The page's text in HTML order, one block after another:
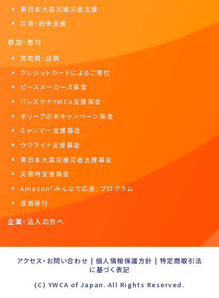
東日本大震災被災者支援
災害・紛争支援
参加・寄付
賛助員・会員
クレジットカードによるご寄付
ピースメーカーズ募金
パレスチナYWCA支援募金
オリーブの木キャンペーン募金
ミャンマー支援募金
ウクライナ支援募金
東日本大震災被災者支援募金
災害時支援募金
Amazon「みんなで応援」プログラム
遺贈寄付
企業・法人の方へ
アクセス・お問い合わせ | 個人情報保護方針 | 特定商取引法
に基づく表記
(C) YWCA of Japan. All Rights Reserved.